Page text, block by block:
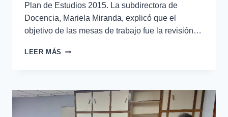
Plan de Estudios 2015. La subdirectora de
Docencia, Mariela Miranda, explicó que el
objetivo de las mesas de trabajo fue la revisión…
LEER MÁS